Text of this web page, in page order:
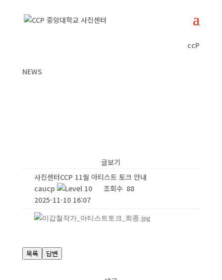
ccP
NEWS
글보기
사진센터CCP 11월 아티스트 토크 안내
caucp
조회수 88
2025-11-10 16:07
목록 답변